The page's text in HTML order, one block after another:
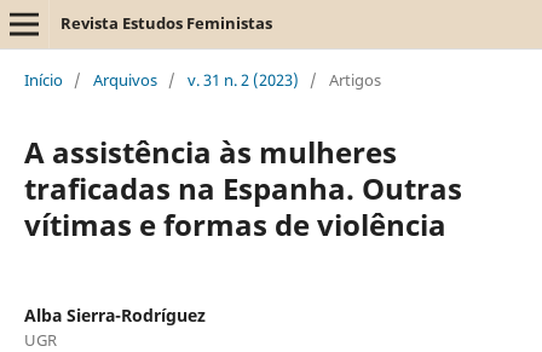
Revista Estudos Feministas
Início / Arquivos / v. 31 n. 2 (2023) / Artigos
A assistência às mulheres
traficadas na Espanha. Outras
vítimas e formas de violência
Alba Sierra-Rodríguez
UGR